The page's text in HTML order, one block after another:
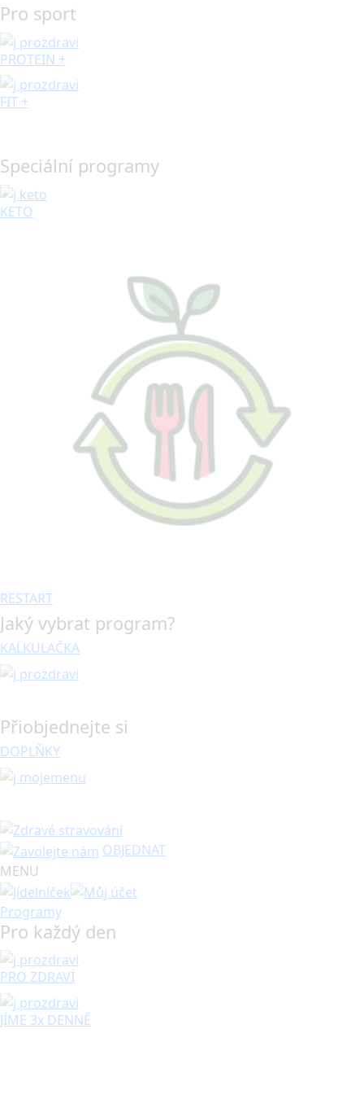
Pro sport
PROTEIN +
FIT +
Speciální programy
KETO
RESTART
Jaký vybrat program?
KALKULAČKA
Přiobjednejte si
DOPLŇKY
OBJEDNAT
MENU
Programy
Pro každý den
PRO ZDRAVÍ
JÍME 3x DENNĚ